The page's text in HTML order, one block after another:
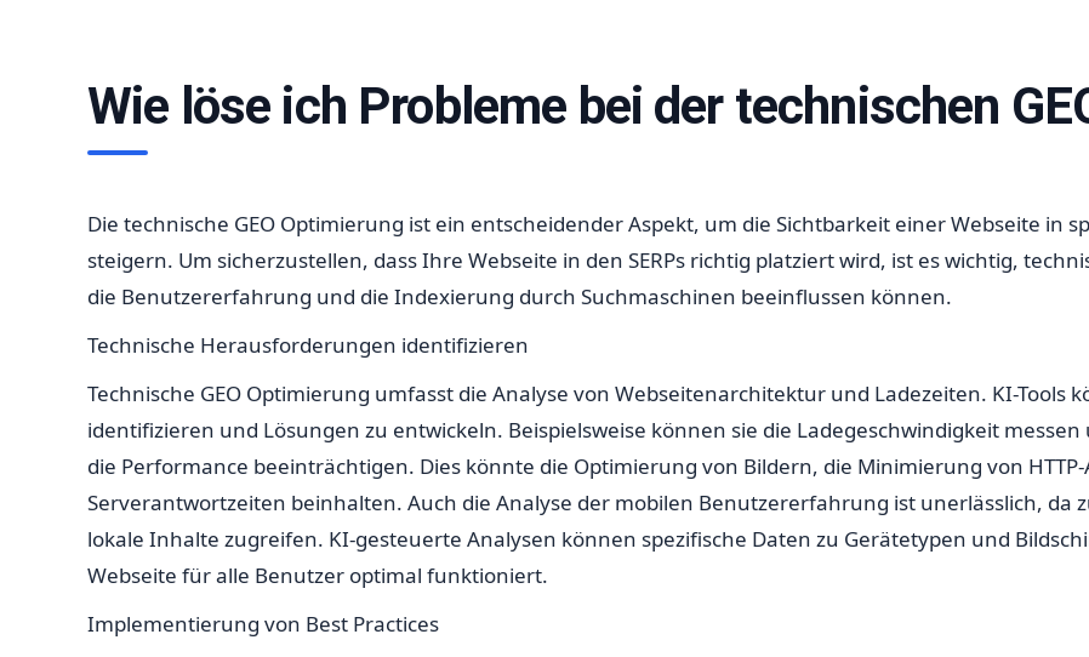
Wie löse ich Probleme bei der technischen
Die technische GEO Optimierung ist ein entscheidender Aspekt, um die Sichtbarkeit einer Webseite in
steigern. Um sicherzustellen, dass Ihre Webseite in den SERPs richtig platziert wird, ist es wichtig,
die Benutzererfahrung und die Indexierung durch Suchmaschinen beeinflussen können.
Technische Herausforderungen identifizieren
Technische GEO Optimierung umfasst die Analyse von Webseitenarchitektur und Ladezeiten. KI-Tools
identifizieren und Lösungen zu entwickeln. Beispielsweise können sie die Ladegeschwindigkeit
die Performance beeinträchtigen. Dies könnte die Optimierung von Bildern, die Minimierung von
Serverantwortzeiten beinhalten. Auch die Analyse der mobilen Benutzererfahrung ist unerlässlich, da
lokale Inhalte zugreifen. KI-gesteuerte Analysen können spezifische Daten zu Gerätetypen und
Webseite für alle Benutzer optimal funktioniert.
Implementierung von Best Practices